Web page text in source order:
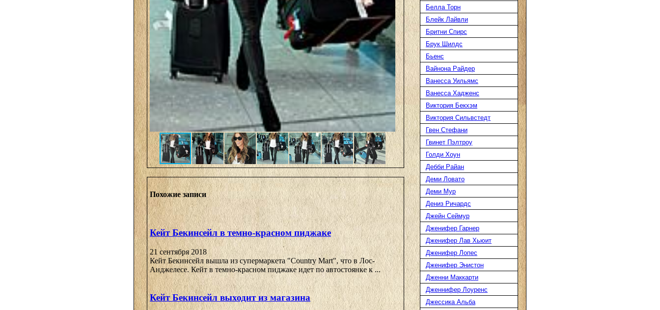
Похожие записи
Кейт Бекинсейл в темно-красном пиджаке
21 сентября 2018
Кейт Бекинсейл вышла из супермаркета "Country Mart", что в Лос-
Анджелесе. Кейт в темно-красном пиджаке идет по автостоянке к ...
Кейт Бекинсейл выходит из магазина
Белла Торн
Блейк Лайвли
Бритни Спирс
Брук Шилдс
Бьенс
Вайнона Райдер
Ванесса Уильямс
Ванесса Хадженс
Виктория Бекхэм
Виктория Сильвстедт
Гвен Стефани
Гвинет Пэлтроу
Голди Хоун
Дебби Райан
Деми Ловато
Деми Мур
Дениз Ричардс
Джейн Сеймур
Дженифер Гарнер
Дженифер Лав Хьюит
Дженифер Лопес
Дженифер Энистон
Дженни Маккарти
Дженнифер Лоуренс
Джессика Альба